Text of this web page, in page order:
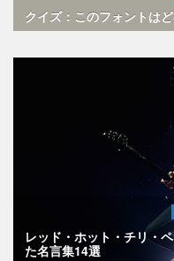
クイズ：このフォントは
レッド・ホット・チリ・
た名言集14選